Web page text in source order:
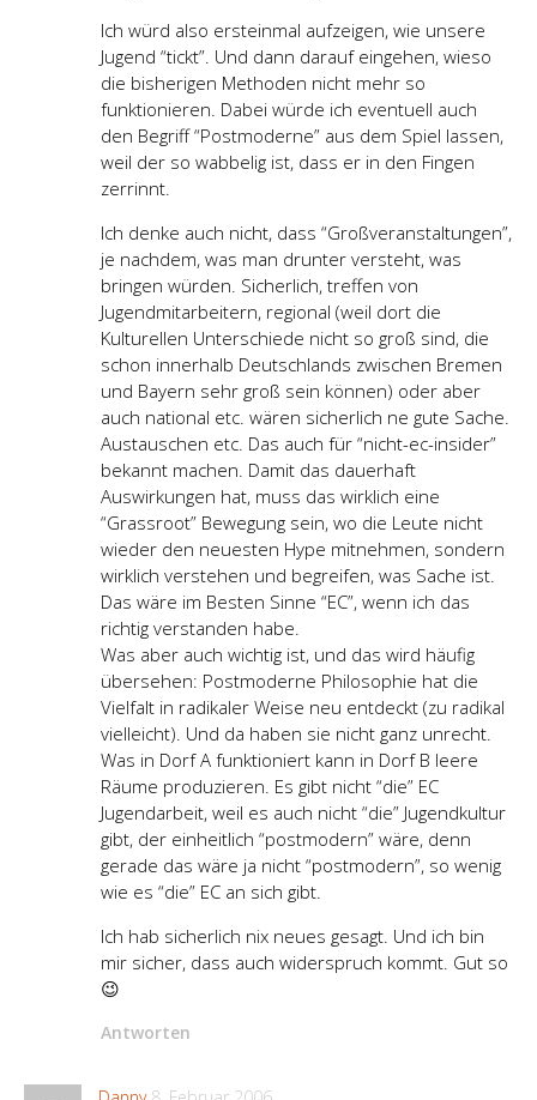
Ich würd also ersteinmal aufzeigen, wie unsere
Jugend “tickt”. Und dann darauf eingehen, wieso
die bisherigen Methoden nicht mehr so
funktionieren. Dabei würde ich eventuell auch
den Begriff “Postmoderne” aus dem Spiel lassen,
weil der so wabbelig ist, dass er in den Fingen
zerrinnt.
Ich denke auch nicht, dass “Großveranstaltungen”,
je nachdem, was man drunter versteht, was
bringen würden. Sicherlich, treffen von
Jugendmitarbeitern, regional (weil dort die
Kulturellen Unterschiede nicht so groß sind, die
schon innerhalb Deutschlands zwischen Bremen
und Bayern sehr groß sein können) oder aber
auch national etc. wären sicherlich ne gute Sache.
Austauschen etc. Das auch für “nicht-ec-insider”
bekannt machen. Damit das dauerhaft
Auswirkungen hat, muss das wirklich eine
“Grassroot” Bewegung sein, wo die Leute nicht
wieder den neuesten Hype mitnehmen, sondern
wirklich verstehen und begreifen, was Sache ist.
Das wäre im Besten Sinne “EC”, wenn ich das
richtig verstanden habe.
Was aber auch wichtig ist, und das wird häufig
übersehen: Postmoderne Philosophie hat die
Vielfalt in radikaler Weise neu entdeckt (zu radikal
vielleicht). Und da haben sie nicht ganz unrecht.
Was in Dorf A funktioniert kann in Dorf B leere
Räume produzieren. Es gibt nicht “die” EC
Jugendarbeit, weil es auch nicht “die” Jugendkultur
gibt, der einheitlich “postmodern” wäre, denn
gerade das wäre ja nicht “postmodern”, so wenig
wie es “die” EC an sich gibt.
Ich hab sicherlich nix neues gesagt. Und ich bin
mir sicher, dass auch widerspruch kommt. Gut so
😉
Antworten